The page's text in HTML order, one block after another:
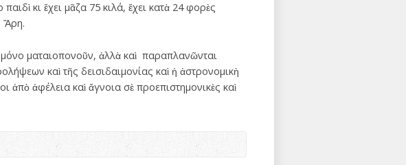
κι ἔχει μᾶζα 75 κιλά, ἔχει κατὰ 24 φορὲς
Ἄρη.
ματαιοπονοῦν, ἀλλὰ καὶ παραπλανῶνται
καὶ τῆς δεισιδαιμονίας καὶ ἡ ἀστρονομικὴ
ἀπὸ ἀφέλεια καὶ ἄγνοια σὲ προεπιστημονικὲς καὶ